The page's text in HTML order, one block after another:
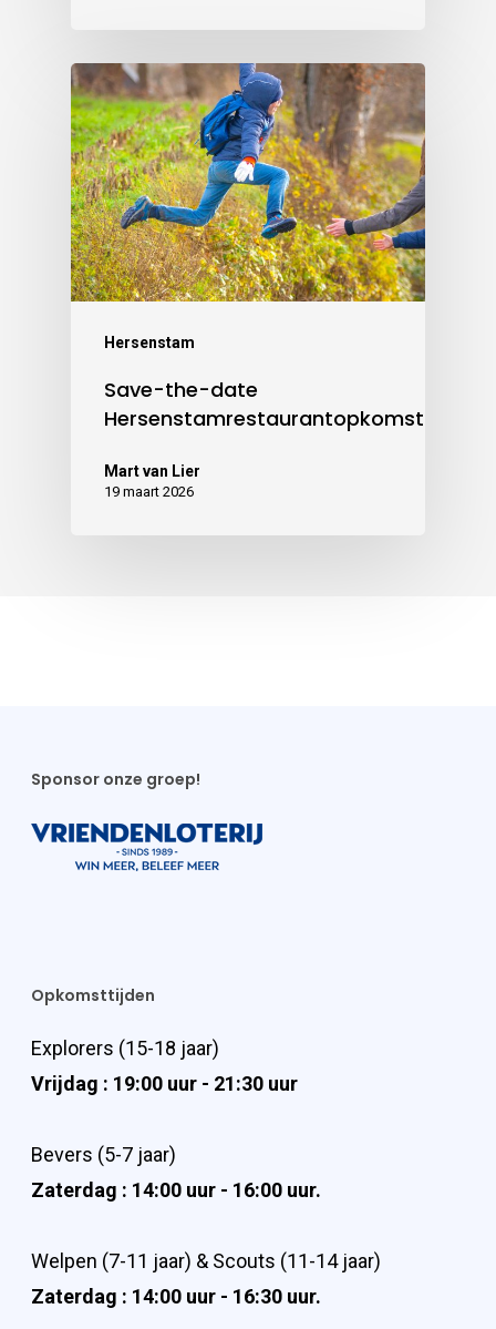
Hersenstam
Save-the-date
Hersenstamrestaurantopkomst
Mart van Lier
19 maart 2026
Sponsor onze groep!
Opkomsttijden
Explorers (15-18 jaar)
Vrijdag : 19:00 uur - 21:30 uur
Bevers (5-7 jaar)
Zaterdag : 14:00 uur - 16:00 uur.
Welpen (7-11 jaar) & Scouts (11-14 jaar)
Zaterdag : 14:00 uur - 16:30 uur.